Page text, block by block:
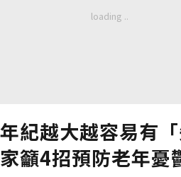
年紀越大越容易有
家籲4招預防老年憂